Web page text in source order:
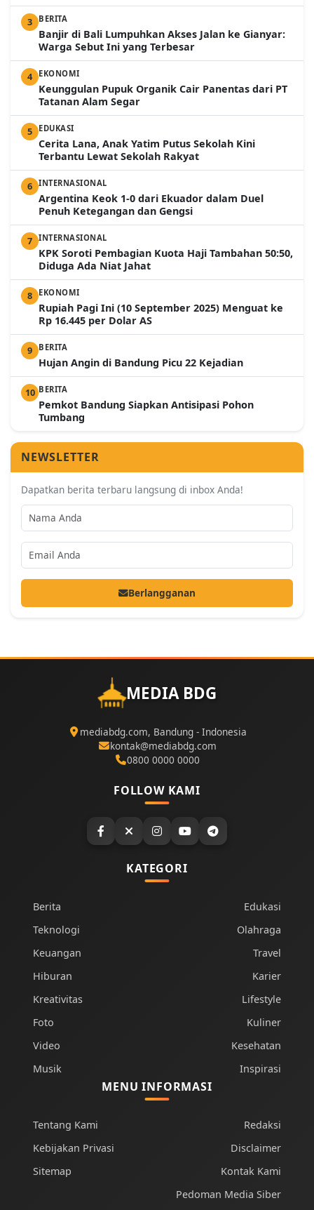
3 BERITA
Banjir di Bali Lumpuhkan Akses Jalan ke Gianyar:
Warga Sebut Ini yang Terbesar
4 EKONOMI
Keunggulan Pupuk Organik Cair Panentas dari PT
Tatanan Alam Segar
5 EDUKASI
Cerita Lana, Anak Yatim Putus Sekolah Kini
Terbantu Lewat Sekolah Rakyat
6 INTERNASIONAL
Argentina Keok 1-0 dari Ekuador dalam Duel
Penuh Ketegangan dan Gengsi
7 INTERNASIONAL
KPK Soroti Pembagian Kuota Haji Tambahan 50:50,
Diduga Ada Niat Jahat
8 EKONOMI
Rupiah Pagi Ini (10 September 2025) Menguat ke
Rp 16.445 per Dolar AS
9 BERITA
Hujan Angin di Bandung Picu 22 Kejadian
10 BERITA
Pemkot Bandung Siapkan Antisipasi Pohon
Tumbang
NEWSLETTER
Dapatkan berita terbaru langsung di inbox Anda!
Berlangganan
MEDIA BDG
mediabdg.com, Bandung - Indonesia
kontak@mediabdg.com
0800 0000 0000
FOLLOW KAMI
KATEGORI
Berita
Teknologi
Keuangan
Hiburan
Kreativitas
Foto
Video
Musik
Edukasi
Olahraga
Travel
Karier
Lifestyle
Kuliner
Kesehatan
Inspirasi
MENU INFORMASI
Tentang Kami
Kebijakan Privasi
Sitemap
Redaksi
Disclaimer
Kontak Kami
Pedoman Media Siber